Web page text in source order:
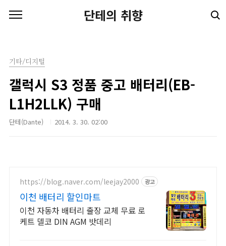
단테의 취향
기타/디지털
갤럭시 S3 정품 중고 배터리(EB-
L1H2LLK) 구매
단테(Dante) 2014. 3. 30. 02:00
https://blog.naver.com/leejay2000 광고
이천 배터리 할인마트
이천 자동차 배터리 출장 교체 무료 로
케트 델코 DIN AGM 밧데리